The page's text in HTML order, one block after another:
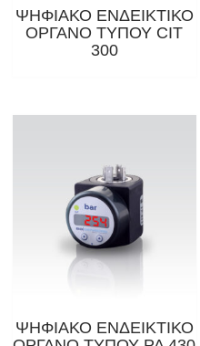
ΨΗΦΙΑΚΟ ΕΝΔΕΙΚΤΙΚΟ
ΟΡΓΑΝΟ ΤΥΠΟΥ CIT
300
ΨΗΦΙΑΚΟ ΕΝΔΕΙΚΤΙΚΟ